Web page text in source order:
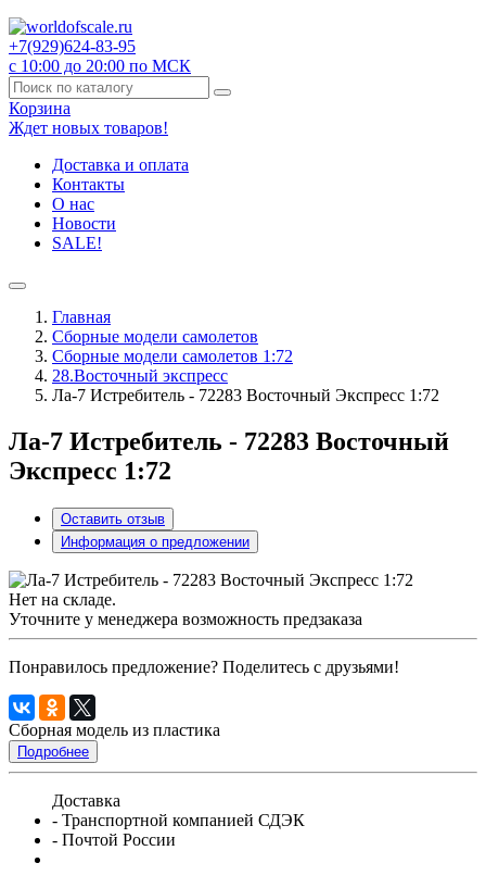
+7(929)624-83-95
с 10:00 до 20:00 по МСК
Корзина
Ждет новых товаров!
Доставка и оплата
Контакты
О нас
Новости
SALE!
Главная
Сборные модели самолетов
Сборные модели самолетов 1:72
28.Восточный экспресс
Ла-7 Истребитель - 72283 Восточный Экспресс 1:72
Ла-7 Истребитель - 72283 Восточный
Экспресс 1:72
Оставить отзыв
Информация о предложении
Нет на складе.
Уточните у менеджера возможность предзаказа
Понравилось предложение? Поделитесь с друзьями!
Сборная модель из пластика
Подробнее
Доставка
- Транспортной компанией СДЭК
- Почтой России